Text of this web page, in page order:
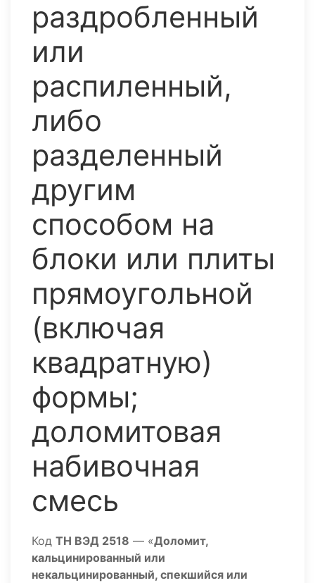
раздробленный
или
распиленный,
либо
разделенный
другим
способом на
блоки или плиты
прямоугольной
(включая
квадратную)
формы;
доломитовая
набивочная
смесь
Код ТН ВЭД 2518 — «Доломит,
кальцинированный или
некальцинированный, спекшийся или